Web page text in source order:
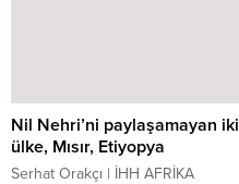
Nil Nehri’ni paylaşamayan iki
ülke, Mısır, Etiyopya
Serhat Orakçı | İHH AFRİKA